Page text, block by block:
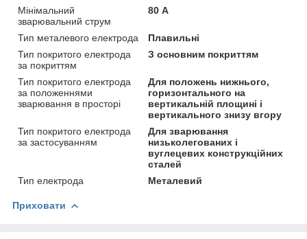
Мінімальний
зварювальний струм
80 А
Тип металевого електрода
Плавильні
Тип покритого електрода
за покриттям
З основним покриттям
Тип покритого електрода
за положеннями
зварювання в просторі
Для положень нижнього,
горизонтального на
вертикальній площині і
вертикального знизу вгору
Тип покритого електрода
за застосуванням
Для зварювання
низьколегованих і
вуглецевих конструкційних
сталей
Тип електрода
Металевий
Приховати